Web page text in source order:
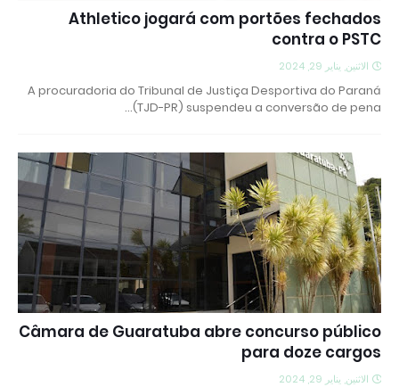
Athletico jogará com portões fechados
contra o PSTC
الاثنين, يناير 29, 2024
A procuradoria do Tribunal de Justiça Desportiva do Paraná
(TJD-PR) suspendeu a conversão de pena…
Câmara de Guaratuba abre concurso público
para doze cargos
الاثنين, يناير 29, 2024